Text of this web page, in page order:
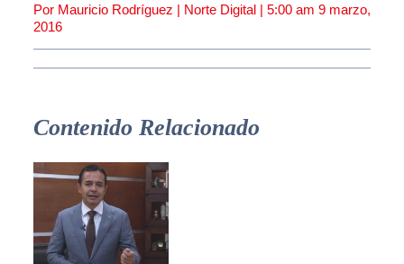
Por Mauricio Rodríguez | Norte Digital | 5:00 am 9 marzo,
2016
Contenido Relacionado